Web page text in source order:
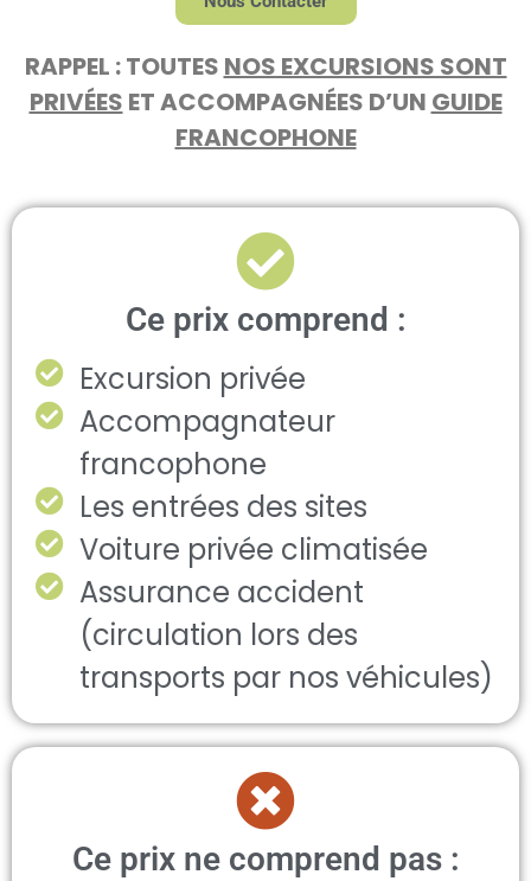
RAPPEL : TOUTES NOS EXCURSIONS SONT
PRIVÉES ET ACCOMPAGNÉES D’UN GUIDE
FRANCOPHONE
Ce prix comprend :
Excursion privée
Accompagnateur
francophone
Les entrées des sites
Voiture privée climatisée
Assurance accident
(circulation lors des
transports par nos véhicules)
Ce prix ne comprend pas :